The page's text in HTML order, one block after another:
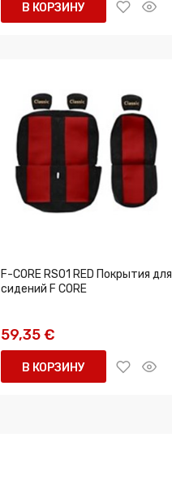
В КОРЗИНУ
F-CORE RS01 RED Покрытия для
сидений F CORE
59,35 €
В КОРЗИНУ